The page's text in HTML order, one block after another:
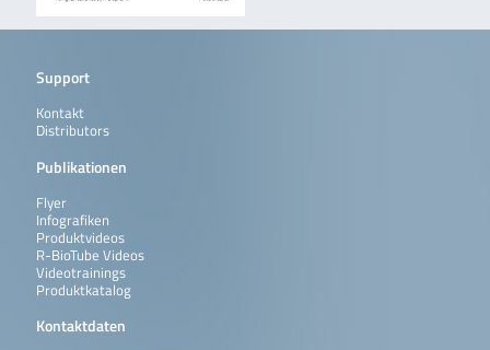
Support
Kontakt
Distributors
Publikationen
Flyer
Infografiken
Produktvideos
R-BioTube Videos
Videotrainings
Produktkatalog
Kontaktdaten